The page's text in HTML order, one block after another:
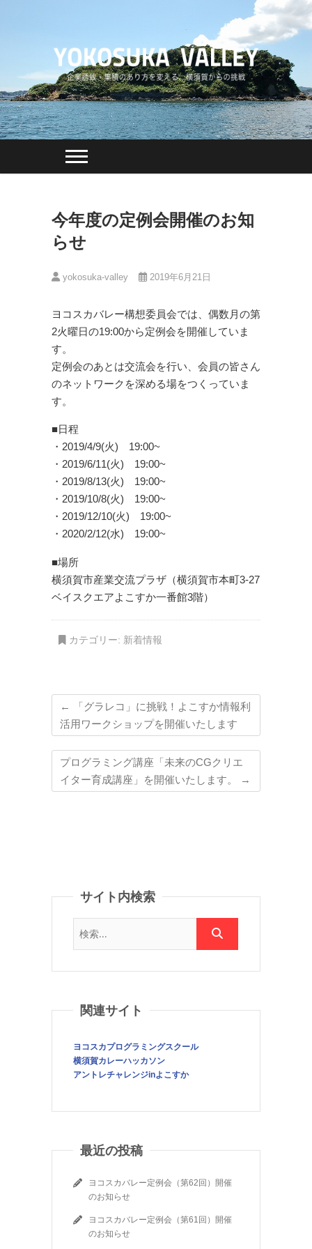
今年度の定例会開催のお知
らせ
yokosuka-valley 2019年6月21日
ヨコスカバレー構想委員会では、偶数月の第
2火曜日の19:00から定例会を開催していま
す。
定例会のあとは交流会を行い、会員の皆さん
のネットワークを深める場をつくっていま
す。
■日程
・2019/4/9(火) 19:00~
・2019/6/11(火) 19:00~
・2019/8/13(火) 19:00~
・2019/10/8(火) 19:00~
・2019/12/10(火) 19:00~
・2020/2/12(水) 19:00~
■場所
横須賀市産業交流プラザ（横須賀市本町3-27
ベイスクエアよこすか一番館3階）
カテゴリー: 新着情報
←
「グラレコ」に挑戦！よこすか情報利
活用ワークショップを開催いたします
プログラミング講座「未来のCGクリエ
イター育成講座」を開催いたします。
→
サイト内検索
関連サイト
ヨコスカプログラミングスクール
横須賀カレーハッカソン
アントレチャレンジinよこすか
最近の投稿
ヨコスカバレー定例会（第62回）開催
のお知らせ
ヨコスカバレー定例会（第61回）開催
のお知らせ